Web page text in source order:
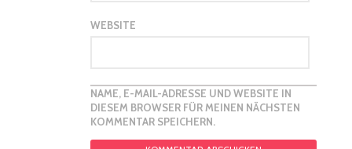
WEBSITE
NAME, E-MAIL-ADRESSE UND WEBSITE IN
DIESEM BROWSER FÜR MEINEN NÄCHSTEN
KOMMENTAR SPEICHERN.